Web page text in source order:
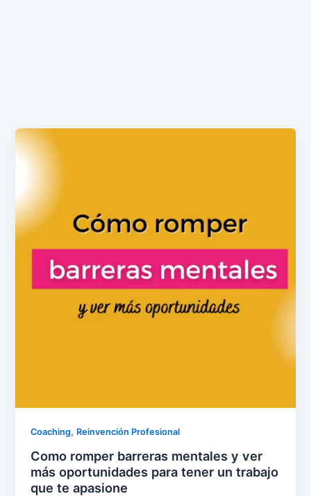
Coaching, Reinvención Profesional
Como romper barreras mentales y ver
más oportunidades para tener un trabajo
que te apasione